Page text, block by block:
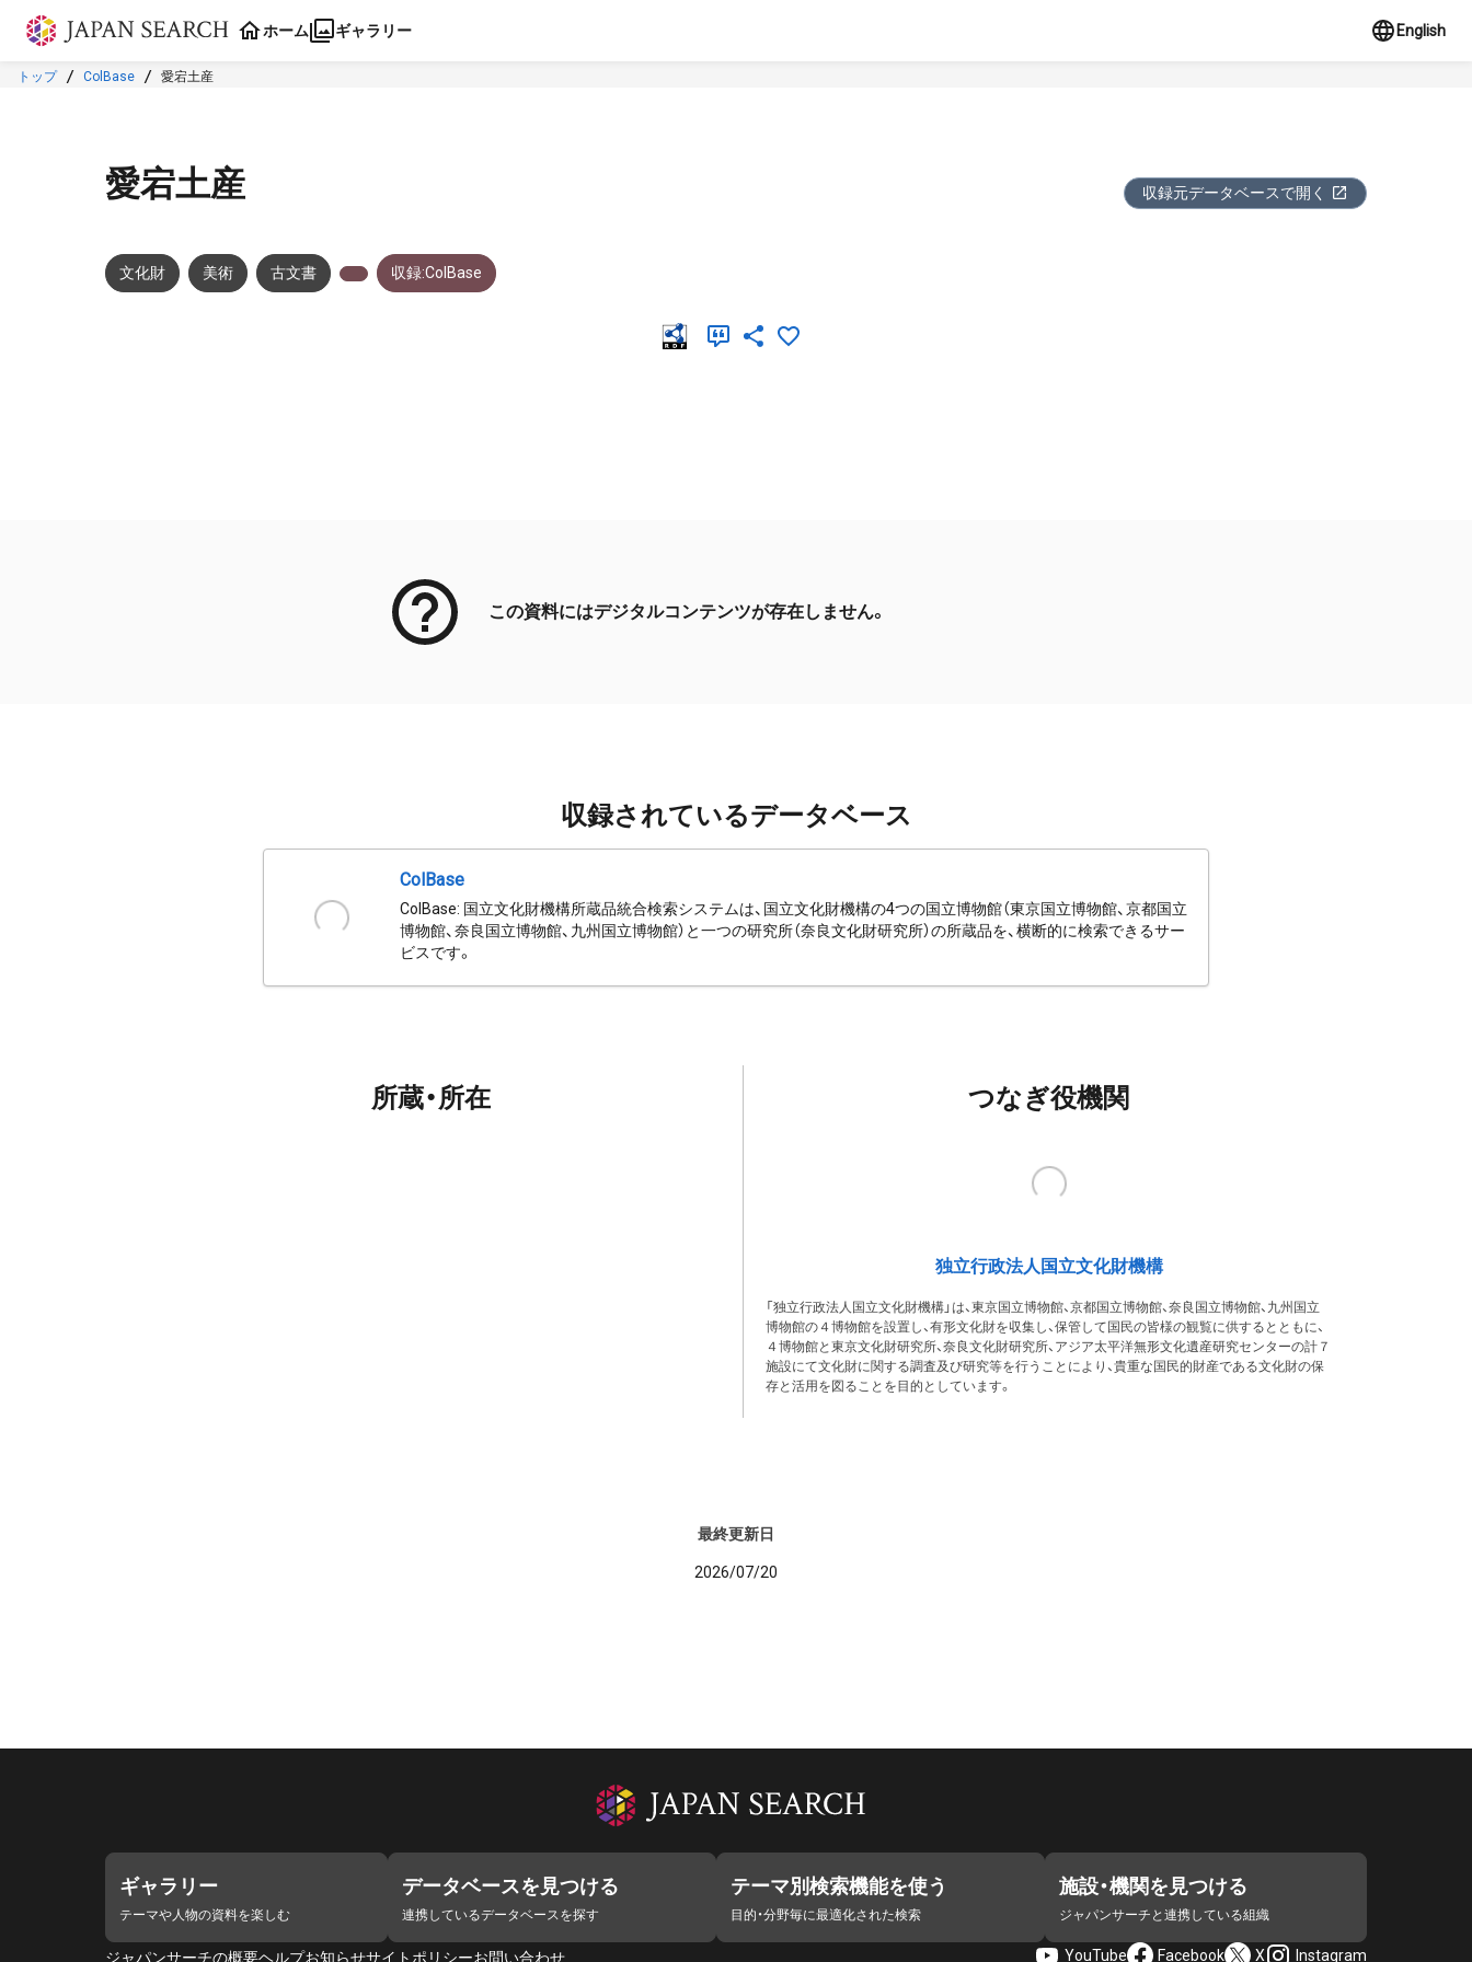
本文に飛ぶ
ホーム ギャラリー English
トップ ColBase 愛宕土産
愛宕土産 収録元データベースで開く
文化財 美術 古文書 収録:ColBase
この資料にはデジタルコンテンツが存在しません。
収録されているデータベース
ColBase
ColBase: 国立文化財機構所蔵品統合検索システムは、国立文化財機構の4つの国立博物館（東京国立博物館、京都国立
博物館、奈良国立博物館、九州国立博物館）と一つの研究所（奈良文化財研究所）の所蔵品を、横断的に検索できるサー
ビスです。
所蔵・所在 つなぎ役機関
独立行政法人国立文化財機構
「独立行政法人国立文化財機構」は、東京国立博物館、京都国立博物館、奈良国立博物館、九州国立
博物館の４博物館を設置し、有形文化財を収集し、保管して国民の皆様の観覧に供するとともに、
４博物館と東京文化財研究所、奈良文化財研究所、アジア太平洋無形文化遺産研究センターの計７
施設にて文化財に関する調査及び研究等を行うことにより、貴重な国民的財産である文化財の保
存と活用を図ることを目的としています。
最終更新日
2026/07/20
ギャラリー
テーマや人物の資料を楽しむ
データベースを見つける
連携しているデータベースを探す
テーマ別検索機能を使う
目的・分野毎に最適化された検索
施設・機関を見つける
ジャパンサーチと連携している組織
ジャパンサーチの概要ヘルプお知らせサイトポリシーお問い合わせ YouTube Facebook X Instagram